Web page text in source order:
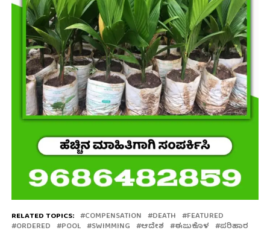
RELATED TOPICS: COMPENSATION DEATH FEATURED
ORDERED POOL SWIMMING ಆದೇಶ ಈಜುಕೊಳ ಪರಿಹಾರ